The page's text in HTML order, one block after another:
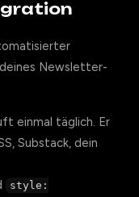
Newsletter-
einmal täglich. Er
Substack, dein
style: